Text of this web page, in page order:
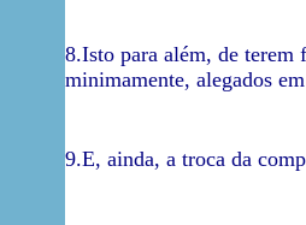
8.Isto para além, de terem
minimamente, alegados
9.E, ainda, a troca da